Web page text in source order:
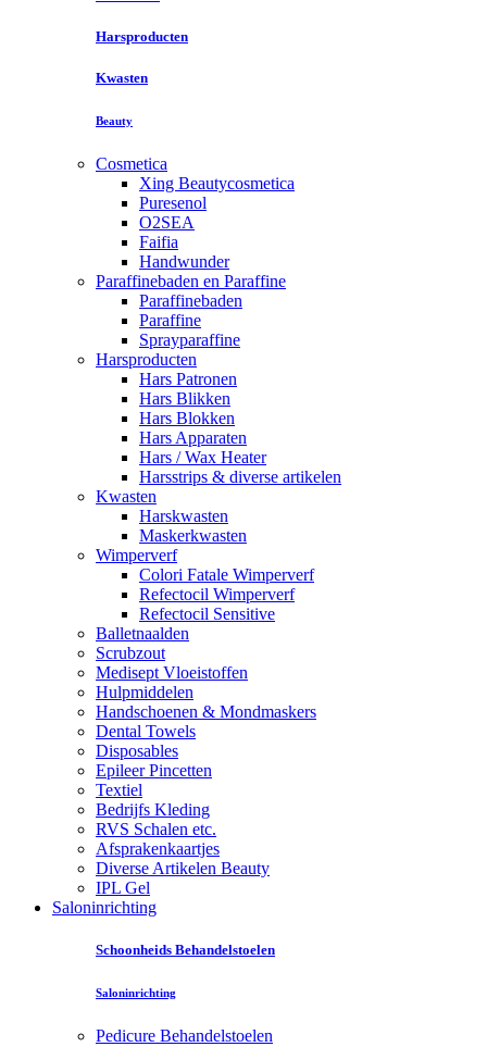
Harsproducten
Kwasten
Beauty
Cosmetica
Xing Beautycosmetica
Puresenol
O2SEA
Faifia
Handwunder
Paraffinebaden en Paraffine
Paraffinebaden
Paraffine
Sprayparaffine
Harsproducten
Hars Patronen
Hars Blikken
Hars Blokken
Hars Apparaten
Hars / Wax Heater
Harsstrips & diverse artikelen
Kwasten
Harskwasten
Maskerkwasten
Wimperverf
Colori Fatale Wimperverf
Refectocil Wimperverf
Refectocil Sensitive
Balletnaalden
Scrubzout
Medisept Vloeistoffen
Hulpmiddelen
Handschoenen & Mondmaskers
Dental Towels
Disposables
Epileer Pincetten
Textiel
Bedrijfs Kleding
RVS Schalen etc.
Afsprakenkaartjes
Diverse Artikelen Beauty
IPL Gel
Saloninrichting
Schoonheids Behandelstoelen
Saloninrichting
Pedicure Behandelstoelen